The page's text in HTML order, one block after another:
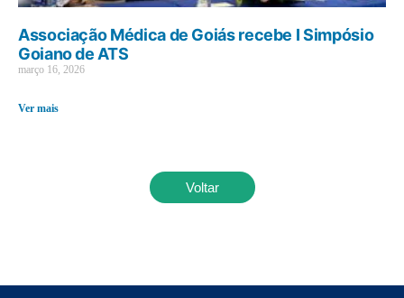
Associação Médica de Goiás recebe I Simpósio
Goiano de ATS
março 16, 2026
Ver mais
Voltar